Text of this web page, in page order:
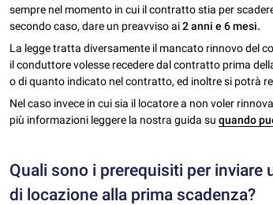
sempre nel momento in cui il contratto stia per
secondo caso, dare un preavviso ai2 anni e 6 mesi.
La legge tratta diversamente il mancato rinnovo del
il conduttore volesse recedere dal contratto prima
o di quanto indicato nel contratto, ed inoltre si potrà
Nel caso invece in cui sia il locatore a non voler
più informazioni leggere la nostra guida suquando
Quali sono i prerequisiti per
di locazione alla prima scadenza?